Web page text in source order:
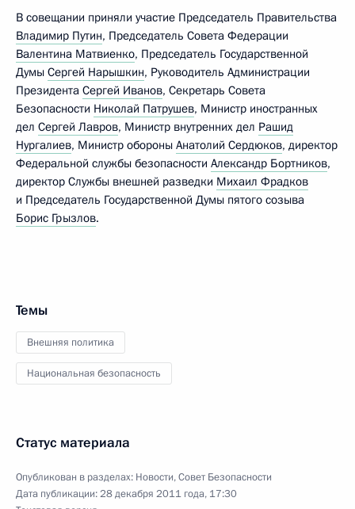
В совещании приняли участие Председатель Правительства
Владимир Путин, Председатель Совета Федерации
Валентина Матвиенко, Председатель Государственной
Думы Сергей Нарышкин, Руководитель Администрации
Президента Сергей Иванов, Секретарь Совета
Безопасности Николай Патрушев, Министр иностранных
дел Сергей Лавров, Министр внутренних дел Рашид
Нургалиев, Министр обороны Анатолий Сердюков, директор
Федеральной службы безопасности Александр Бортников,
директор Службы внешней разведки Михаил Фрадков
и Председатель Государственной Думы пятого созыва
Борис Грызлов.
Темы
Внешняя политика
Национальная безопасность
Статус материала
Опубликован в разделах: Новости,Совет Безопасности
Дата публикации:28 декабря 2011 года, 17:30